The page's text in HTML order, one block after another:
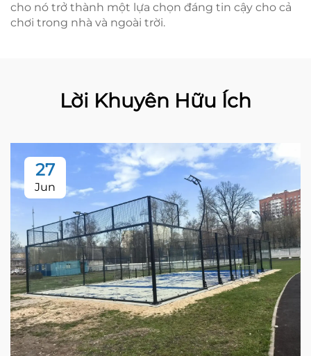
cho nó trở thành một lựa chọn đáng tin cậy cho cả
chơi trong nhà và ngoài trời.
Lời Khuyên Hữu Ích
27
Jun